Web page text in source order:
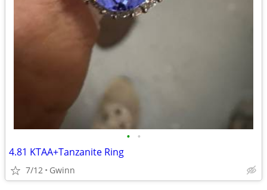
• •
4.81 KTAA+Tanzanite Ring
7/12 Gwinn